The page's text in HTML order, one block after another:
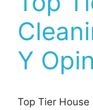
Y
Top Tier House